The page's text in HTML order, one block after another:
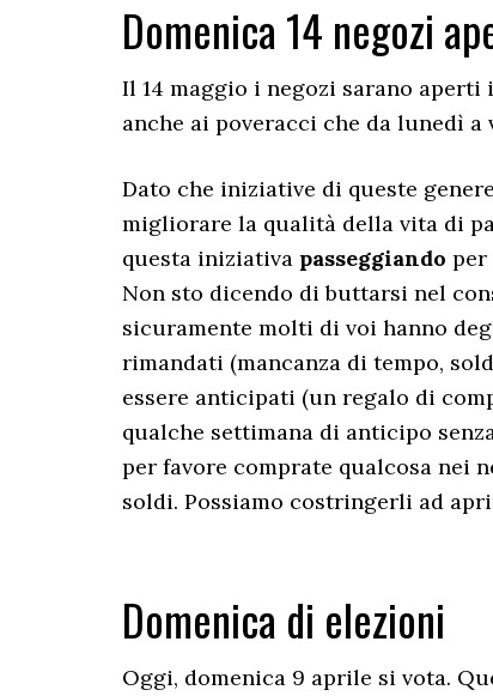
Domenica 14 negozi
Il 14 maggio i negozi sarano
anche ai poveracci che da lunedì
Dato che iniziative di queste
migliorare la qualità della vita di
questa iniziativa passeggiando per
Non sto dicendo di buttarsi nel
sicuramente molti di voi hanno
rimandati (mancanza di tempo,
essere anticipati (un regalo di
qualche settimana di anticipo
per favore comprate qualcosa nei
soldi. Possiamo costringerli ad
Domenica di elezioni
Oggi, domenica 9 aprile si vota.